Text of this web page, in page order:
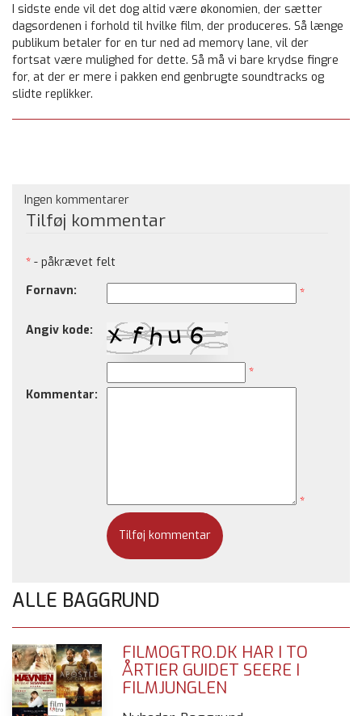
I sidste ende vil det dog altid være økonomien, der sætter
dagsordenen i forhold til hvilke film, der produceres. Så længe
publikum betaler for en tur ned ad memory lane, vil der
fortsat være mulighed for dette. Så må vi bare krydse fingre
for, at der er mere i pakken end genbrugte soundtracks og
slidte replikker.
Ingen kommentarer
Tilføj kommentar
* - påkrævet felt
Fornavn:
*
Angiv kode:
*
Kommentar:
*
ALLE BAGGRUND
FILMOGTRO.DK HAR I TO
ÅRTIER GUIDET SEERE I
FILMJUNGLEN